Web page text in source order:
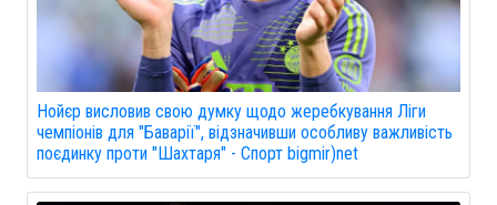
Нойєр висловив свою думку щодо жеребкування Ліги
чемпіонів для "Баварії", відзначивши особливу важливість
поєдинку проти "Шахтаря" - Спорт bigmir)net